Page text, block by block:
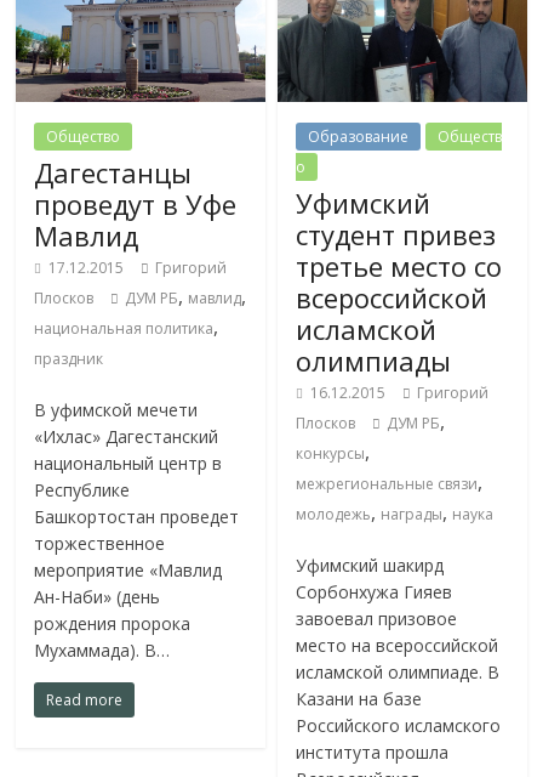
Общество
Дагестанцы
проведут в Уфе
Мавлид
17.12.2015
Григорий
Плосков
ДУМ РБ, мавлид,
национальная политика,
праздник
В уфимской мечети
«Ихлас» Дагестанский
национальный центр в
Республике
Башкортостан проведет
торжественное
мероприятие «Мавлид
Ан-Наби» (день
рождения пророка
Мухаммада). В…
Read more
Образование
Обществ
о
Уфимский
студент привез
третье место со
всероссийской
исламской
олимпиады
16.12.2015
Григорий
Плосков
ДУМ РБ,
конкурсы,
межрегиональные связи,
молодежь, награды, наука
Уфимский шакирд
Сорбонхужа Гияев
завоевал призовое
место на всероссийской
исламской олимпиаде. В
Казани на базе
Российского исламского
института прошла